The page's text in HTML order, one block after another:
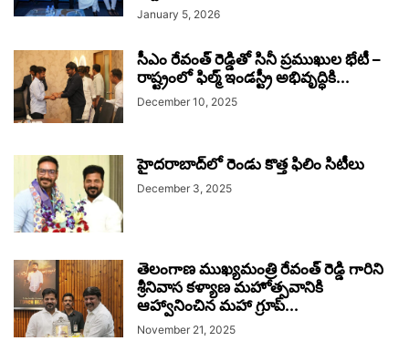
January 5, 2026
సీఎం రేవంత్ రెడ్డితో సినీ ప్రముఖుల భేటీ –
రాష్ట్రంలో ఫిల్మ్ ఇండస్ట్రీ అభివృద్ధికి...
December 10, 2025
హైదరాబాద్‌లో రెండు కొత్త ఫిలిం సిటీలు
December 3, 2025
తెలంగాణ ముఖ్యమంత్రి రేవంత్ రెడ్డి గారిని
శ్రీనివాస కళ్యాణ మహోత్సవానికి
ఆహ్వానించిన మహా గ్రూప్...
November 21, 2025